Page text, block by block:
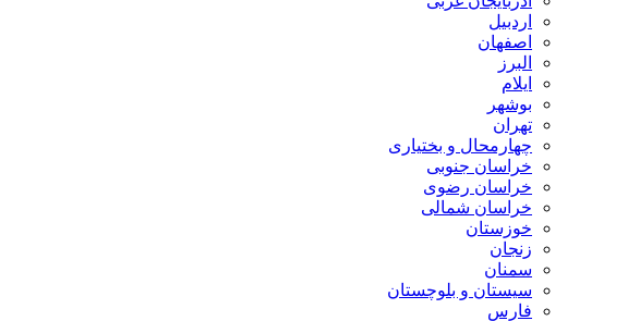
اردبیل
اصفهان
البرز
ایلام
بوشهر
تهران
چهارمحال و بختیاری
خراسان جنوبی
خراسان رضوی
خراسان شمالی
خوزستان
زنجان
سمنان
سیستان و بلوچستان
فارس